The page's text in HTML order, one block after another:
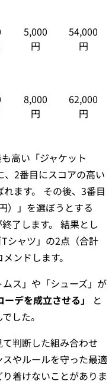
5,000
円
54,000
円
8,000
円
62,000
円
高い「ジャケット
、2番目にスコアの高い
れます。 その後、3番目
）」を選ぼうとする
了します。 結果とし
シャツ」の2点（合計
ンドします。
ス」や「シューズ」が
ーデを成立させる」
と
した。
判断した組み合わせ
スやルールを守った最適
着けないことがありま